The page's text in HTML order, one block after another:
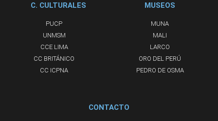
C. CULTURALES
PUCP
UNMSM
CCE LIMA
CC BRITÁNICO
CC ICPNA
MUSEOS
MUNA
MALI
LARCO
ORO DEL PERÚ
PEDRO DE OSMA
CONTACTO